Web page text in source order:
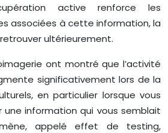
active renforce les
associées à cette information, la
ultérieurement.
ont montré que l’activité
significativement lors de la
en particulier lorsque vous
une information qui vous semblait
appelé effet de testing,